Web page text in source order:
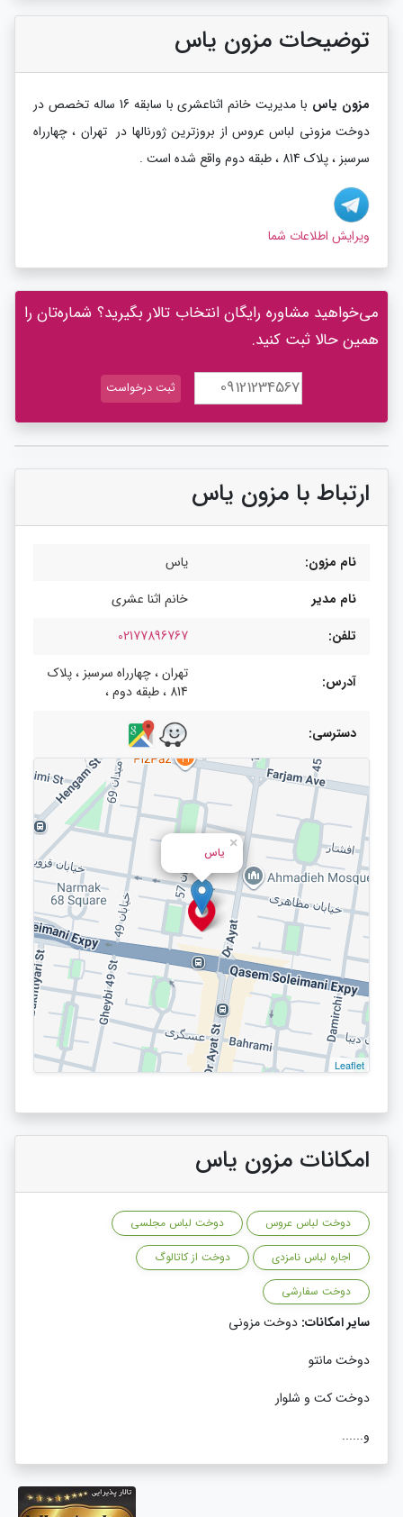
توضیحات مزون یاس
مزون یاس
با مدیریت خانم اثناعشری با سابقه 16 ساله تخصص در
دوخت مزونی لباس عروس از بروزترین ژورنالها در تهران ، چهارراه
سرسبز ، پلاک 814 ، طبقه دوم واقع شده است .
ویرایش اطلاعات شما
می‌خواهید مشاوره رایگان انتخاب تالار بگیرید؟ شماره‌تان را
همین حالا ثبت کنید.
ارتباط با مزون یاس
نام مزون:
یاس
نام مدیر
خانم اثنا عشری
تلفن:
02177896767
آدرس:
تهران ، چهارراه سرسبز ، پلاک
814 ، طبقه دوم ،
دسترسی:
یاس
×
Leaflet
امکانات مزون یاس
دوخت لباس عروس
دوخت لباس مجلسی
اجاره لباس نامزدی
دوخت از کاتالوگ
دوخت سفارشی
سایر امکانات: دوخت مزونی
دوخت مانتو
دوخت کت و شلوار
و......